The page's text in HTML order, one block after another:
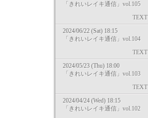
「きれいレイキ通信」vol.105
TEXT
2024/06/22 (Sat) 18:15
「きれいレイキ通信」vol.104
TEXT
2024/05/23 (Thu) 18:00
「きれいレイキ通信」vol.103
TEXT
2024/04/24 (Wed) 18:15
「きれいレイキ通信」vol.102